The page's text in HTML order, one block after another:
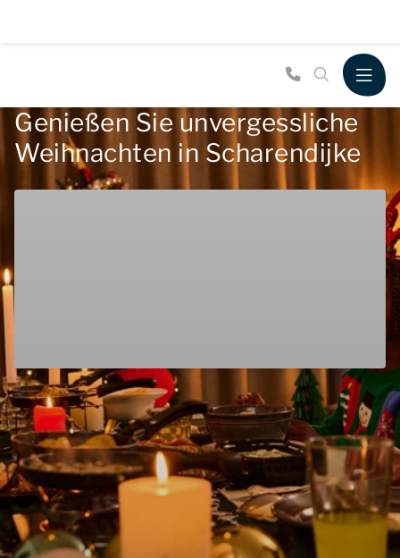
Genießen Sie unvergessliche
Weihnachten in Scharendijke